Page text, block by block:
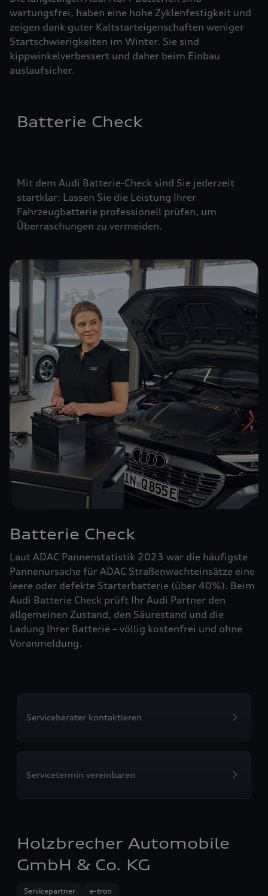
wartungsfrei, haben eine hohe Zyklenfestigkeit und
zeigen dank guter Kaltstarteigenschaften weniger
Startschwierigkeiten im Winter. Sie sind
kippwinkelverbessert und daher beim Einbau
auslaufsicher.
Batterie Check
Mit dem Audi Batterie-Check sind Sie jederzeit
startklar: Lassen Sie die Leistung Ihrer
Fahrzeugbatterie professionell prüfen, um
Überraschungen zu vermeiden.
Batterie Check
Laut ADAC Pannenstatistik 2023 war die häufigste
Pannenursache für ADAC Straßenwachteinsätze eine
leere oder defekte Starterbatterie (über 40%). Beim
Audi Batterie Check prüft Ihr Audi Partner den
allgemeinen Zustand, den Säurestand und die
Ladung Ihrer Batterie – völlig kostenfrei und ohne
Voranmeldung.
Serviceberater kontaktieren
Servicetermin vereinbaren
Holzbrecher Automobile
GmbH & Co. KG
Servicepartner e-tron